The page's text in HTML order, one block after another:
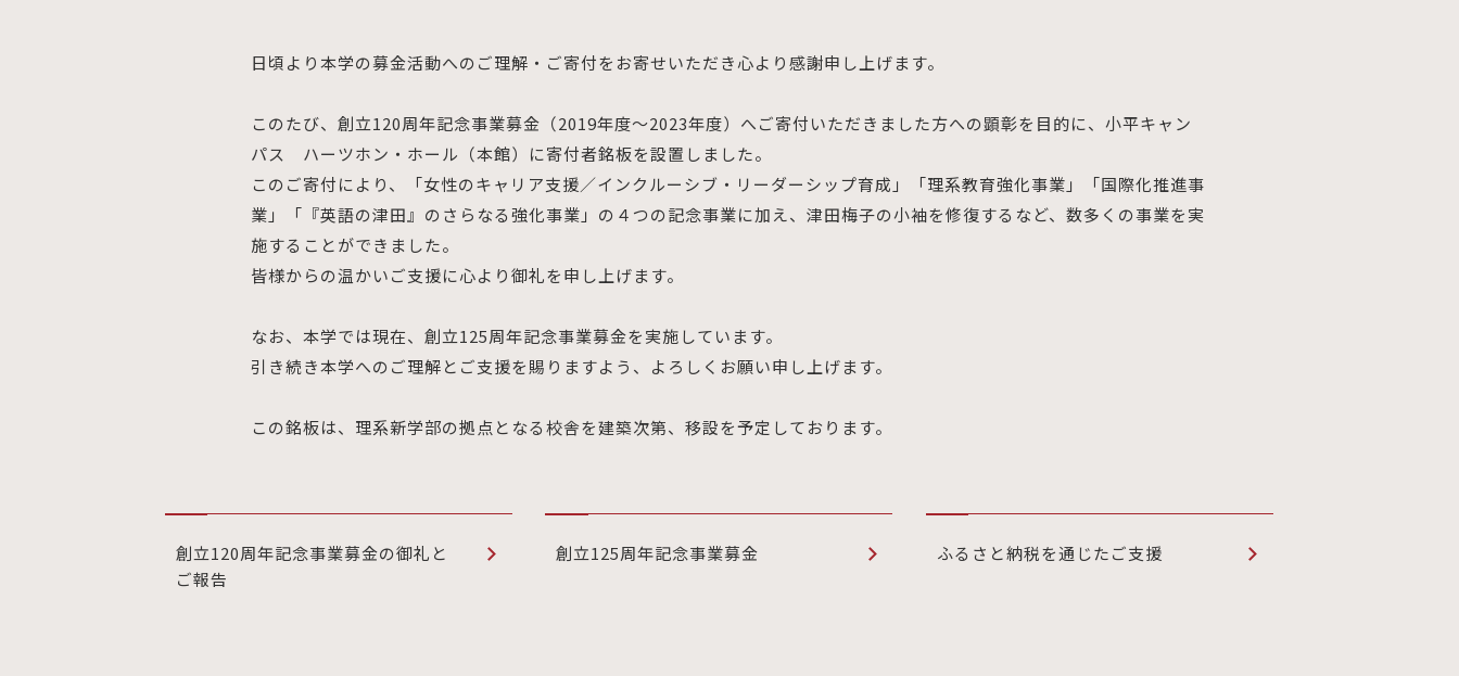
日頃より本学の募金活動へのご理解・ご寄付をお寄せいただき心より感謝申し上げます。
このたび、創立120周年記念事業募金（2019年度～2023年度）へご寄付いただきました方への顕彰を目的に、小平キャン
パス ハーツホン・ホール（本館）に寄付者銘板を設置しました。
このご寄付により、「女性のキャリア支援／インクルーシブ・リーダーシップ育成」「理系教育強化事業」「国際化推進事
業」「『英語の津田』のさらなる強化事業」の４つの記念事業に加え、津田梅子の小袖を修復するなど、数多くの事業を実
施することができました。
皆様からの温かいご支援に心より御礼を申し上げます。
なお、本学では現在、創立125周年記念事業募金を実施しています。
引き続き本学へのご理解とご支援を賜りますよう、よろしくお願い申し上げます。
この銘板は、理系新学部の拠点となる校舎を建築次第、移設を予定しております。
創立120周年記念事業募金の御礼と
ご報告
創立125周年記念事業募金 ふるさと納税を通じたご支援